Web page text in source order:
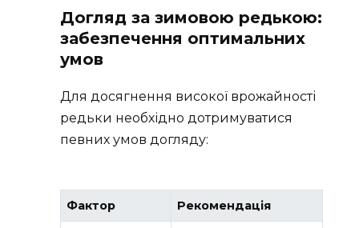
Догляд за зимовою редькою:
забезпечення оптимальних
умов
Для досягнення високої врожайності
редьки необхідно дотримуватися
певних умов догляду:
Фактор Рекомендація